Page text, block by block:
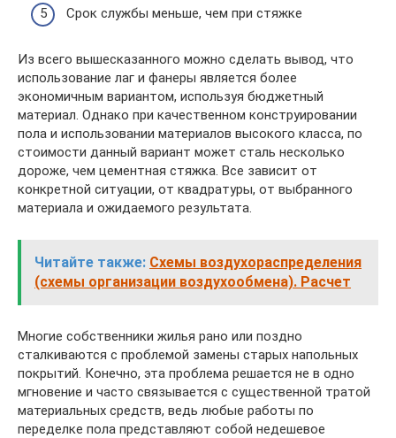
Срок службы меньше, чем при стяжке
Из всего вышесказанного можно сделать вывод, что
использование лаг и фанеры является более
экономичным вариантом, используя бюджетный
материал. Однако при качественном конструировании
пола и использовании материалов высокого класса, по
стоимости данный вариант может сталь несколько
дороже, чем цементная стяжка. Все зависит от
конкретной ситуации, от квадратуры, от выбранного
материала и ожидаемого результата.
Читайте также: Схемы воздухораспределения
(схемы организации воздухообмена). Расчет
Многие собственники жилья рано или поздно
сталкиваются с проблемой замены старых напольных
покрытий. Конечно, эта проблема решается не в одно
мгновение и часто связывается с существенной тратой
материальных средств, ведь любые работы по
переделке пола представляют собой недешевое